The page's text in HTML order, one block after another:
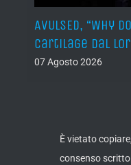
AVULSED, “Why
Cartilage dal
07 Agosto 2026
È vietato
consenso